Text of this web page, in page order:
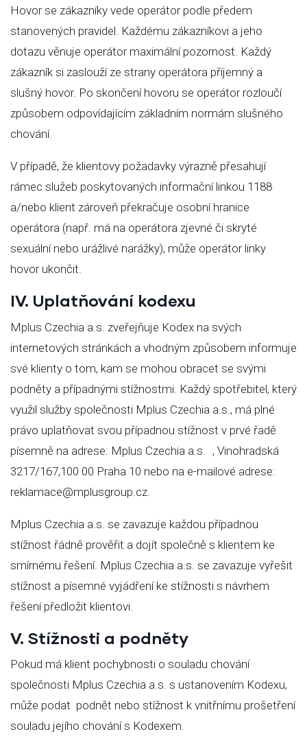
Hovor se zákazníky vede operátor podle předem
stanovených pravidel. Každému zákazníkovi a jeho
dotazu věnuje operátor maximální pozornost. Každý
zákazník si zaslouží ze strany operátora příjemný a
slušný hovor. Po skončení hovoru se operátor rozloučí
způsobem odpovídajícím základním normám slušného
chování.
V případě, že klientovy požadavky výrazně přesahují
rámec služeb poskytovaných informační linkou 1188
a/nebo klient zároveň překračuje osobní hranice
operátora (např. má na operátora zjevné či skryté
sexuální nebo urážlivé narážky), může operátor linky
hovor ukončit.
IV. Uplatňování kodexu
Mplus Czechia a.s. zveřejňuje Kodex na svých
internetových stránkách a vhodným způsobem informuje
své klienty o tom, kam se mohou obracet se svými
podněty a případnými stížnostmi. Každý spotřebitel, který
využil služby společnosti Mplus Czechia a.s., má plné
právo uplatňovat svou případnou stížnost v prvé řadě
písemně na adrese: Mplus Czechia a.s. , Vinohradská
3217/167,100 00 Praha 10 nebo na e-mailové adrese:
reklamace@mplusgroup.cz.
Mplus Czechia a.s. se zavazuje každou případnou
stížnost řádně prověřit a dojít společně s klientem ke
smírnému řešení. Mplus Czechia a.s. se zavazuje vyřešit
stížnost a písemné vyjádření ke stížnosti s návrhem
řešení předložit klientovi.
V. Stížnosti a podněty
Pokud má klient pochybnosti o souladu chování
společnosti Mplus Czechia a.s. s ustanovením Kodexu,
může podat podnět nebo stížnost k vnitřnímu prošetření
souladu jejího chování s Kodexem.